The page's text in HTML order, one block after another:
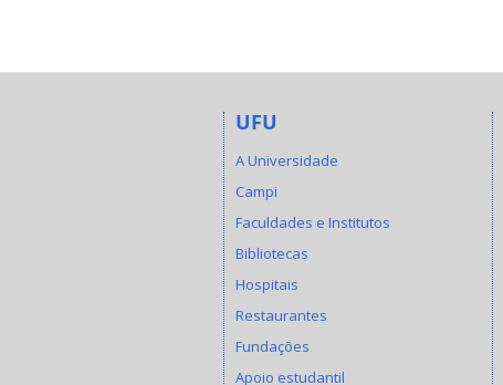
UFU
A Universidade
Campi
Faculdades e Institutos
Bibliotecas
Hospitais
Restaurantes
Fundações
Apoio estudantil